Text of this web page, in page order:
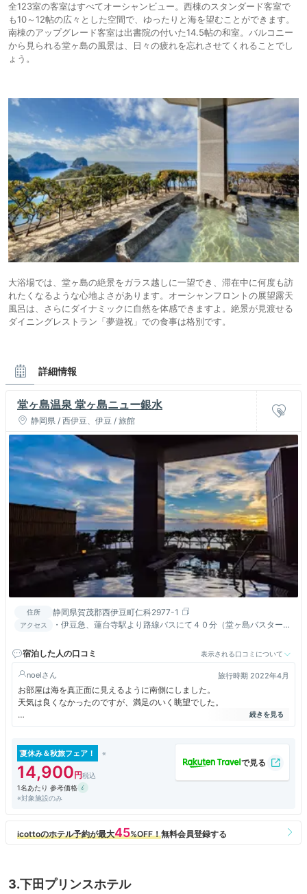
全123室の客室はすべてオーシャンビュー。西棟のスタンダード客室で
も10～12帖の広々とした空間で、ゆったりと海を望むことができます。
南棟のアップグレード客室は出書院の付いた14.5帖の和室。バルコニー
から見られる堂ヶ島の風景は、日々の疲れを忘れさせてくれることでし
ょう。
大浴場では、堂ヶ島の絶景をガラス越しに一望でき、滞在中に何度も訪
れたくなるような心地よさがあります。オーシャンフロントの展望露天
風呂は、さらにダイナミックに自然を体感できますよ。絶景が見渡せる
ダイニングレストラン「夢遊祝」での食事は格別です。
詳細情報
堂ヶ島温泉 堂ヶ島ニュー銀水
静岡県 / 西伊豆、伊豆 / 旅館
住所 静岡県賀茂郡西伊豆町仁科2977-1
アクセス
・伊豆急、蓮台寺駅より路線バスにて４０分（堂ヶ島バスターミ
有）
宿泊した人の口コミ 表示される口コミについて
noel 旅行時期 2022年4月
お部屋は海を真正面に見えるように南側にしました。
天気は良くなかったのですが、満足のいく眺望でした。
夕食は、隣の席との間隔が簾で仕切られていたので、感染対策だけでな
お食事については、美味しかったのですが・・・・・。
伊勢海老はサイズを選ぶことができたので、大きい方をお願いしたのです
が、残念ながら、思ったよりも小ぶりでした。(-_-;)
朝食は時間帯が重なったせいか、人が多かったです。
対策を考えれば安心でした。
また、清掃の方がこまめに片づけてくれていたので、清潔感が保てて安心
でした。
夏休み＆秋旅フェア！
14,900
1名あたり 参考価格
※対象施設のみ
3.下田プリンスホテル